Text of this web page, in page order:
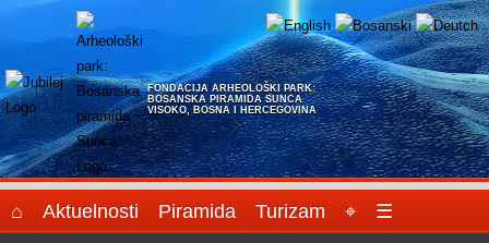
FONDACIJA ARHEOLOŠKI PARK:
BOSANSKA PIRAMIDA SUNCA
VISOKO, BOSNA I HERCEGOVINA
⌂ Aktuelnosti Piramida Turizam ⌖ ☰